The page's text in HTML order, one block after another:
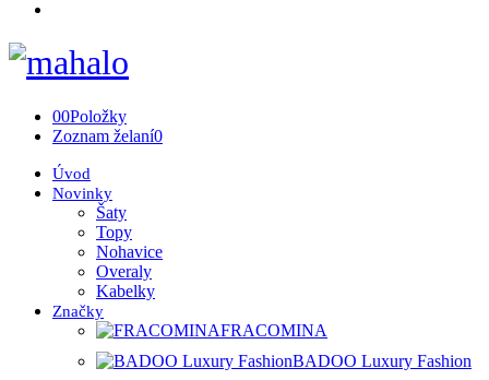
00Položky
Zoznam želaní0
Úvod
Novinky
Šaty
Topy
Nohavice
Overaly
Kabelky
Značky
FRACOMINA
BADOO Luxury Fashion